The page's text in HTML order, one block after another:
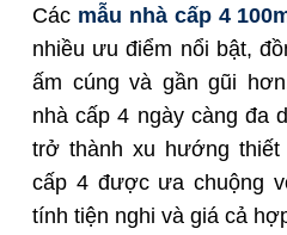
Các mẫu nhà cấp 4
nhiều ưu điểm nổi bật,
ấm cúng và gần gũi
nhà cấp 4 ngày càng đa
trở thành xu hướng thiết
cấp 4 được ưa chuộng
tính tiện nghi và giá cả